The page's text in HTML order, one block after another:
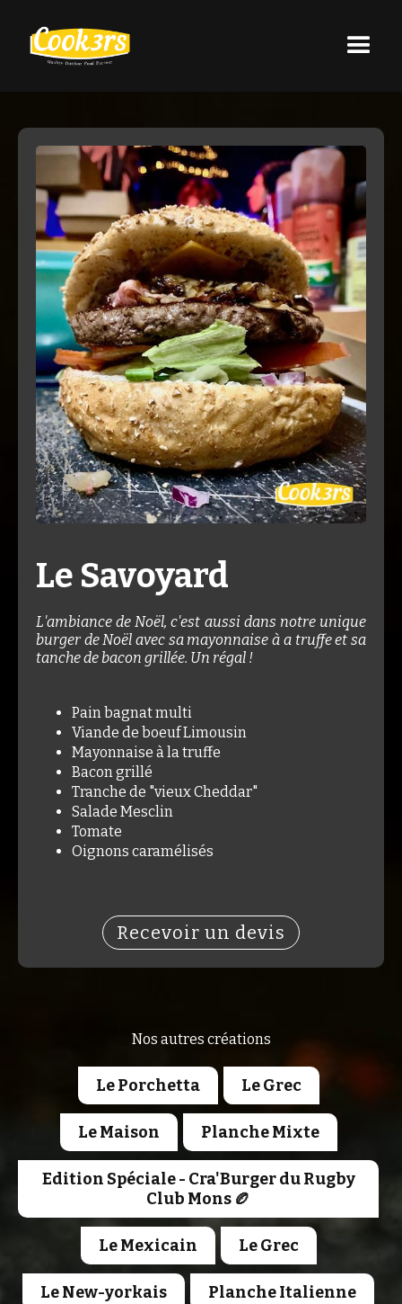
Le Savoyard
L'ambiance de Noël, c'est aussi dans notre unique
burger de Noël avec sa mayonnaise à a truffe et sa
tanche de bacon grillée. Un régal !
Pain bagnat multi
Viande de boeuf Limousin
Mayonnaise à la truffe
Bacon grillé
Tranche de "vieux Cheddar"
Salade Mesclin
Tomate
Oignons caramélisés
Recevoir un devis
Nos autres créations
Le Porchetta Le Grec
Le Maison Planche Mixte
Edition Spéciale - Cra'Burger du Rugby
Club Mons 🏉
Le Mexicain Le Grec
Le New-yorkais Planche Italienne